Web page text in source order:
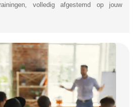
volledig afgestemd op jouw